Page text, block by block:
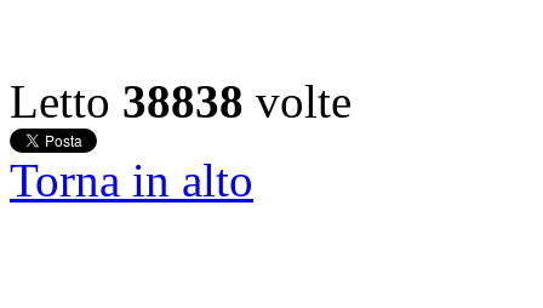
Letto 38838 volte
Torna in alto